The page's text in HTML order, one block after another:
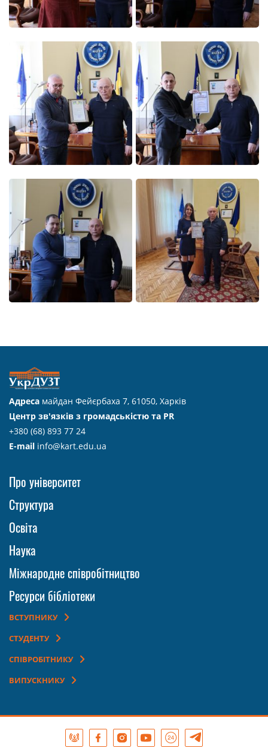
Адреса майдан Фейєрбаха 7, 61050, Харків
Центр зв'язків з громадськістю та PR
+380 (68) 893 77 24
E-mail info@kart.edu.ua
Про університет
Структура
Освіта
Наука
Міжнародне співробітництво
Ресурси бібліотеки
ВСТУПНИКУ
СТУДЕНТУ
СПІВРОБІТНИКУ
ВИПУСКНИКУ